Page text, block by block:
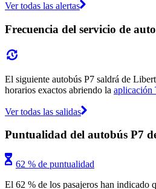
Ver todas las alertas
Frecuencia del servicio de
El siguiente autobús P7 saldrá de
horarios exactos abriendo la aplicación
Ver todas las salidas
Puntualidad del autobús P7
62 % de puntualidad
El 62 % de los pasajeros han indicado